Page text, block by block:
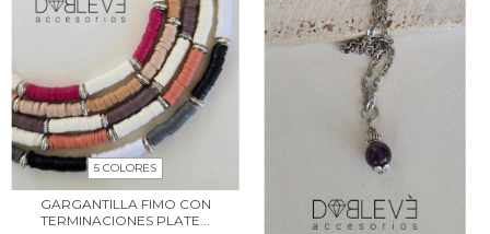
5 COLORES
GARGANTILLA FIMO CON
TERMINACIONES PLATE...